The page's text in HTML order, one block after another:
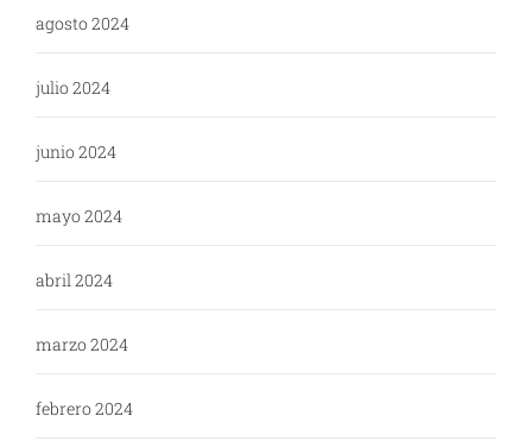
agosto 2024
julio 2024
junio 2024
mayo 2024
abril 2024
marzo 2024
febrero 2024